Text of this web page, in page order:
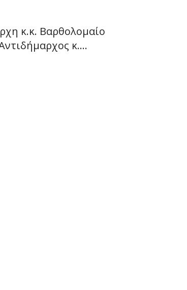
κ.κ. Βαρθολομαίο
κ....